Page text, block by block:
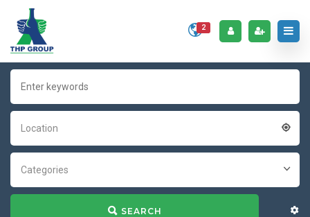
2
Location
Categories
SEARCH